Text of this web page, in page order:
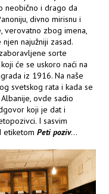
neobično i drago da
divno mirisnu i
verovatno zbog imena,
najužniji zasad.
sorte
će se uskoro naći na
iz 1916. Na naše
svetskog rata i kada se
ovde sadio
koji je dat i
I sasvim
etiketomPeti poziv...